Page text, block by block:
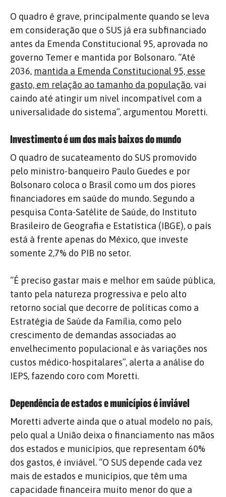
O quadro é grave, principalmente quando se leva
em consideração que o SUS já era subfinanciado
antes da Emenda Constitucional 95, aprovada no
governo Temer e mantida por Bolsonaro. “Até
2036, mantida a Emenda Constitucional 95, esse
gasto, em relação ao tamanho da população, vai
caindo até atingir um nível incompatível com a
universalidade do sistema”, argumentou Moretti.
Investimento é um dos mais baixos do mundo
O quadro de sucateamento do SUS promovido
pelo ministro-banqueiro Paulo Guedes e por
Bolsonaro coloca o Brasil como um dos piores
financiadores em saúde do mundo. Segundo a
pesquisa Conta-Satélite de Saúde, do Instituto
Brasileiro de Geografia e Estatística (IBGE), o país
está à frente apenas do México, que investe
somente 2,7% do PIB no setor.
“É preciso gastar mais e melhor em saúde pública,
tanto pela natureza progressiva e pelo alto
retorno social que decorre de políticas como a
Estratégia de Saúde da Família, como pelo
crescimento de demandas associadas ao
envelhecimento populacional e às variações nos
custos médico-hospitalares”, alerta a análise do
IEPS, fazendo coro com Moretti.
Dependência de estados e municípios é inviável
Moretti adverte ainda que o atual modelo no país,
pelo qual a União deixa o financiamento nas mãos
dos estados e municípios, que representam 60%
dos gastos, é inviável. “O SUS depende cada vez
mais de estados e municípios, que têm uma
capacidade financeira muito menor do que a